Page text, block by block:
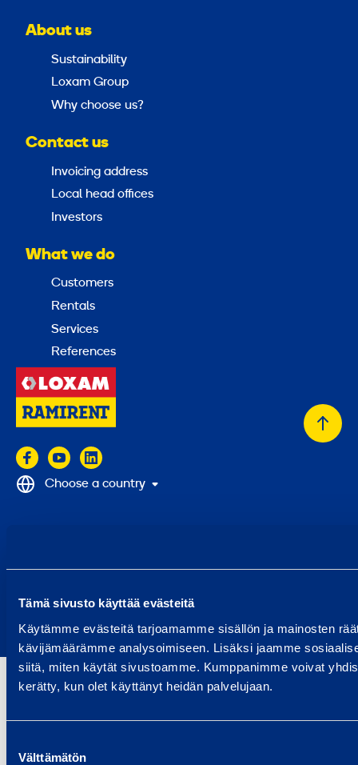
Tämä sivusto käyttää evästeitä
Käytämme evästeitä tarjoamamme sisällön ja mainosten
kävijämäärämme analysoimiseen. Lisäksi jaamme
siitä, miten käytät sivustoamme. Kumppanimme voivat
kerätty, kun olet käyttänyt heidän palvelujaan.
valinta
Välttämätön
About us
Sustainability
Loxam Group
Why choose us?
Contact us
Invoicing address
Local head offices
Investors
What we do
Customers
Rentals
Services
References
Back
Report abuse
Report a security issue
Choose a country